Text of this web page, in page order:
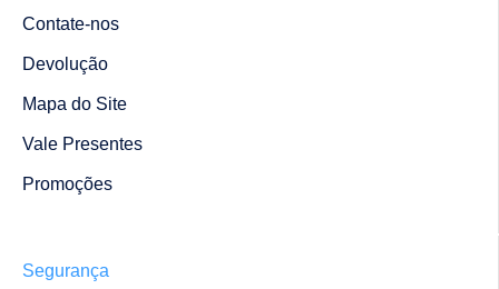
Contate-nos
Devolução
Mapa do Site
Vale Presentes
Promoções
Segurança